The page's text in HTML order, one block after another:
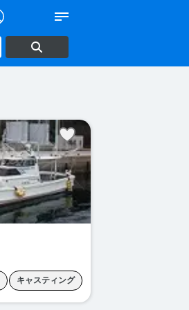
キャスティング
タイラバ